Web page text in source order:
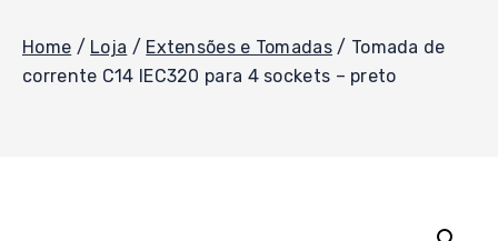
Home / Loja / Extensões e Tomadas / Tomada de
corrente C14 IEC320 para 4 sockets – preto